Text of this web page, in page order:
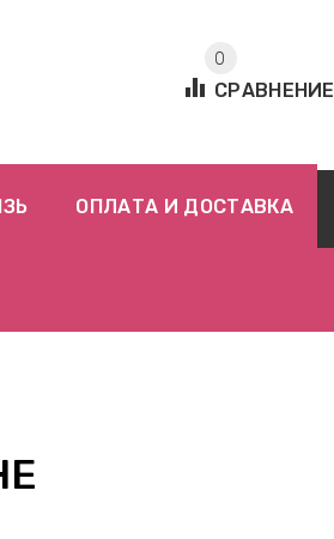
equalizer СРАВНЕНИЕ
0
ОПЛАТА И ДОСТАВКА